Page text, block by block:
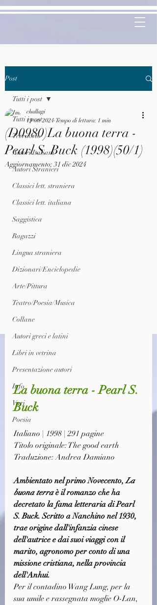
Post
Tutti i post
Territorio
Autori Italiani
Autori Stranieri
Classici lett. straniera
Classici lett. italiana
Saggistica
Ragazzi
Lingua straniera
Dizionari/Enciclopedie
Arte/Pittura
Teatro/Poesia/Musica
Collane
Autori greci e latini
Libri in vetrina
Presentazione autori
Info
Vari
Poesia
Tutti i post
(D0980)La buona terra -
Pearl S. Buck (1998)(50/1)
challagi
19 ott 2024 Tempo di lettura: 1 min
Aggiornamento:31 dic 2024
La buona terra - Pearl S.
Buck
Italiano | 1998 | 291 pagine
Titolo originale: The good earth
Traduzione: Andrea Damiano
Ambientato nel primo Novecento, La
buona terra è il romanzo che ha
decretato la fama letteraria di Pearl
S. Buck. Scritto a Nanchino nel 1930,
trae origine dall'infanzia cinese
dell'autrice e dai suoi viaggi con il
marito, agronomo per conto di una
missione cristiana, nella provincia
dell'Anhui.
Per il contadino Wang Lung, per la
sua umile e rassegnata moglie O-Lan,